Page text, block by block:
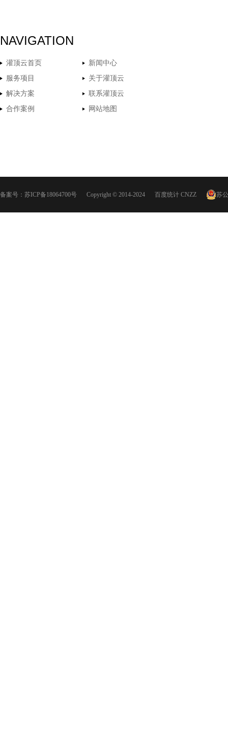
NAVIGATION
灌顶云首页
新闻中心
服务项目
关于灌顶云
解决方案
联系灌顶云
合作案例
网站地图
备案号： 苏ICP备18064700号 Copyright © 2014-2024 百度统计 CNZZ 苏